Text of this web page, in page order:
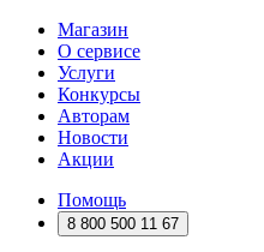
Магазин
О сервисе
Услуги
Конкурсы
Авторам
Новости
Акции
Помощь
8 800 500 11 67